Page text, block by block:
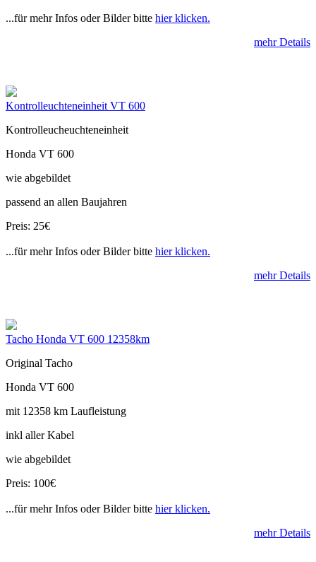
...für mehr Infos oder Bilder bitte hier klicken.
mehr Details
Kontrolleuchteneinheit VT 600
Kontrolleucheuchteneinheit
Honda VT 600
wie abgebildet
passend an allen Baujahren
Preis: 25€
...für mehr Infos oder Bilder bitte hier klicken.
mehr Details
Tacho Honda VT 600 12358km
Original Tacho
Honda VT 600
mit 12358 km Laufleistung
inkl aller Kabel
wie abgebildet
Preis: 100€
...für mehr Infos oder Bilder bitte hier klicken.
mehr Details